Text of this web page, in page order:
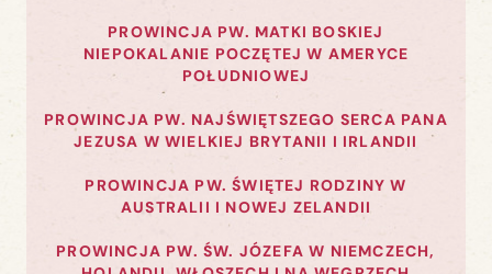
PROWINCJA PW. MATKI BOSKIEJ
NIEPOKALANIE POCZĘTEJ W AMERYCE
POŁUDNIOWEJ
PROWINCJA PW. NAJŚWIĘTSZEGO SERCA PANA
JEZUSA W WIELKIEJ BRYTANII I IRLANDII
PROWINCJA PW. ŚWIĘTEJ RODZINY W
AUSTRALII I NOWEJ ZELANDII
PROWINCJA PW. ŚW. JÓZEFA W NIEMCZECH,